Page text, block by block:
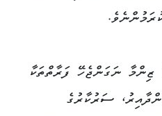
ނަގަންޖެހޭ ފަރާތްތަކާ
ސަރުކާރުގެ